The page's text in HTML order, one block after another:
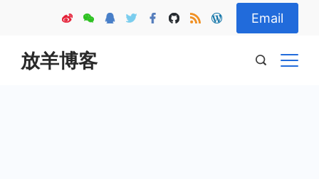
content
Email
放羊博客